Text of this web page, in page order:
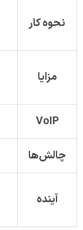
نحوه کار
مزایا
VoIP
چالش‌ها
آینده